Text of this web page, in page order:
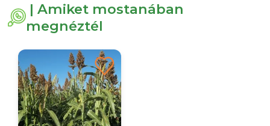
| Amiket mostanában
megnéztél